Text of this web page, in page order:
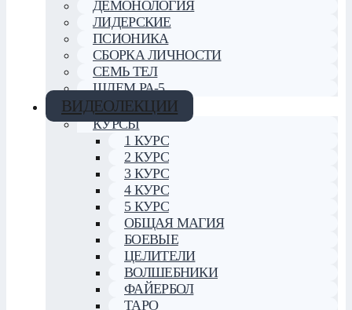
ДЕМОНОЛОГИЯ
ЛИДЕРСКИЕ
ПСИОНИКА
СБОРКА ЛИЧНОСТИ
СЕМЬ ТЕЛ
ШЛЕМ РА-5
ВИДЕОЛЕКЦИИ
КУРСЫ
1 КУРС
2 КУРС
3 КУРС
4 КУРС
5 КУРС
ОБЩАЯ МАГИЯ
БОЕВЫЕ
ЦЕЛИТЕЛИ
ВОЛШЕБНИКИ
ФАЙЕРБОЛ
ТАРО